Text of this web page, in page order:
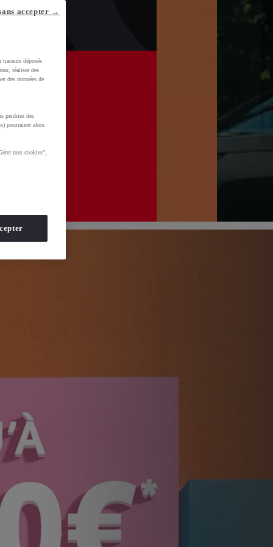
déposés
réaliser des
des données de
perdriez des
pourraient alors
mes cookies",
accepter →